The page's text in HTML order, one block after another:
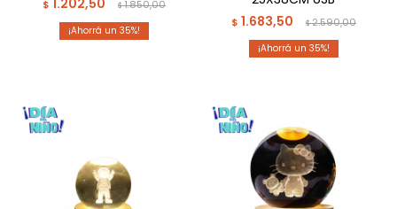
$ 1.202,50 $1.850,00
35
$ 1.683,50 $2.590,00
35